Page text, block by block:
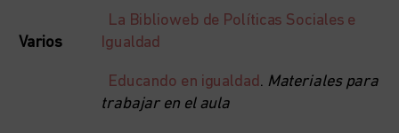
Varios
La Biblioweb de Políticas Sociales e
Igualdad
Educando en igualdad . Materiales para
trabajar en el aula